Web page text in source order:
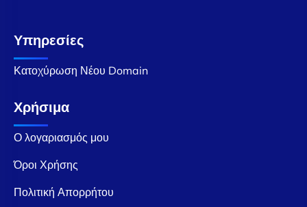
Υπηρεσίες
Κατοχύρωση Νέου Domain
Χρήσιμα
Ο λογαριασμός μου
Όροι Χρήσης
Πολιτική Απορρήτου